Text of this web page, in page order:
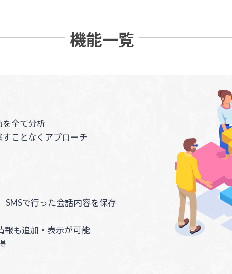
機能一覧
を全て分析
ことなくアプローチ
SMSで行った会話内容を保存
報も追加・表示が可能